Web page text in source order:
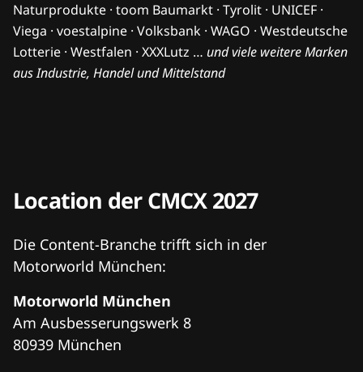
Naturprodukte · toom Baumarkt · Tyrolit · UNICEF ·
Viega · voestalpine · Volksbank · WAGO · Westdeutsche
Lotterie · Westfalen · XXXLutz … und viele weitere Marken
aus Industrie, Handel und Mittelstand
Location der CMCX 2027
Die Content-Branche trifft sich in der
Motorworld München:
Motorworld München
Am Ausbesserungswerk 8
80939 München